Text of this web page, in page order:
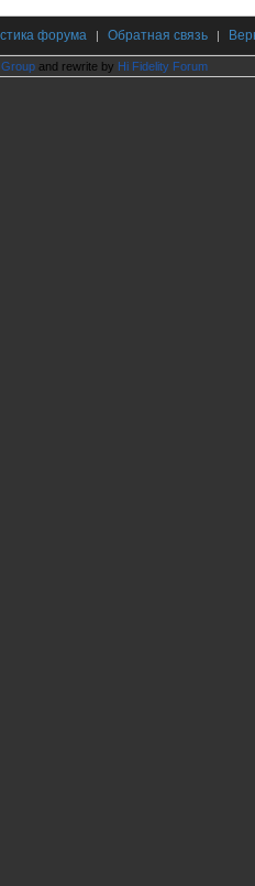
форума | Обратная связь |
and rewrite by Hi Fidelity Forum